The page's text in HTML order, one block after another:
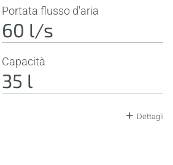
Portata flusso d'aria
60 l/s
Capacità
35 l
Dettagli